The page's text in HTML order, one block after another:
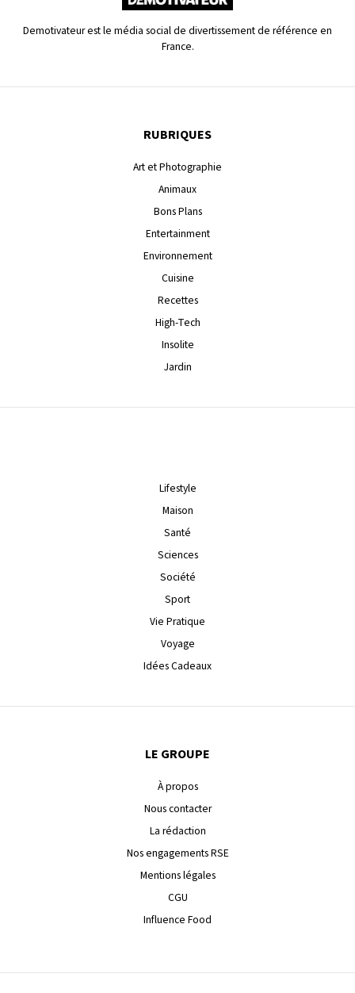
Demotivateur est le média social de divertissement de référence en
France.
RUBRIQUES
Art et Photographie
Animaux
Bons Plans
Entertainment
Environnement
Cuisine
Recettes
High-Tech
Insolite
Jardin
Lifestyle
Maison
Santé
Sciences
Société
Sport
Vie Pratique
Voyage
Idées Cadeaux
LE GROUPE
À propos
Nous contacter
La rédaction
Nos engagements RSE
Mentions légales
CGU
Influence Food